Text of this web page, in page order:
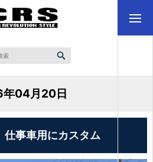
04月20日
事車用にカスタム